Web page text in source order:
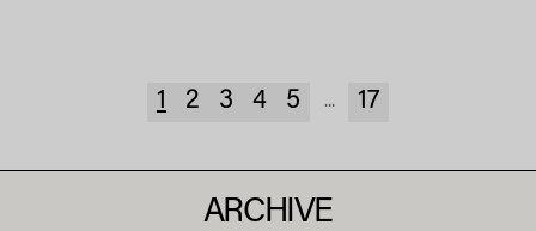
1 2 3 4 5 ... 17
ARCHIVE